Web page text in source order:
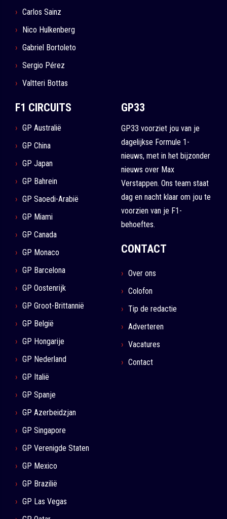
Carlos Sainz
Nico Hulkenberg
Gabriel Bortoleto
Sergio Pérez
Valtteri Bottas
F1 CIRCUITS
GP Australië
GP China
GP Japan
GP Bahrein
GP Saoedi-Arabië
GP Miami
GP Canada
GP Monaco
GP Barcelona
GP Oostenrijk
GP Groot-Brittannië
GP België
GP Hongarije
GP Nederland
GP Italië
GP Spanje
GP Azerbeidzjan
GP Singapore
GP Verenigde Staten
GP Mexico
GP Brazilië
GP Las Vegas
GP33
GP33 voorziet jou van je
dagelijkse Formule 1-
nieuws, met in het bijzonder
nieuws over Max
Verstappen. Ons team staat
dag en nacht klaar om jou te
voorzien van je F1-
behoeftes.
CONTACT
Over ons
Colofon
Tip de redactie
Adverteren
Vacatures
Contact